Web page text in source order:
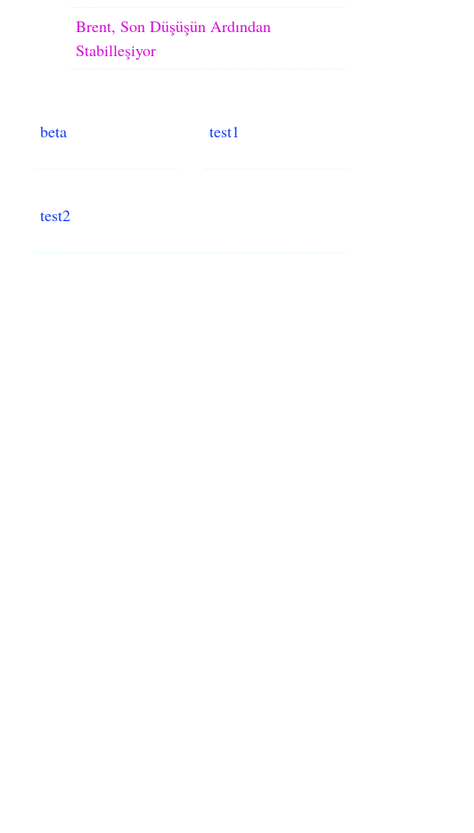
Brent, Son Düşüşün Ardından
Stabilleşiyor
beta test1
test2